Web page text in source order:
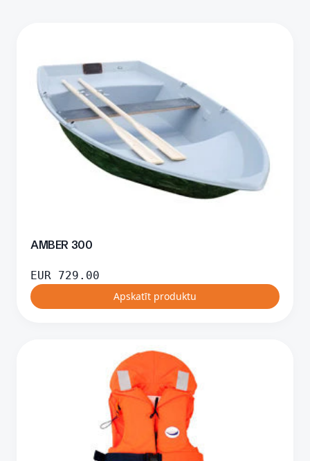
AMBER 300
EUR 729.00
Apskatīt produktu